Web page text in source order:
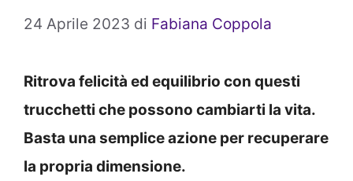
24 Aprile 2023 di Fabiana Coppola
Ritrova felicità ed equilibrio con questi
trucchetti che possono cambiarti la vita.
Basta una semplice azione per recuperare
la propria dimensione.